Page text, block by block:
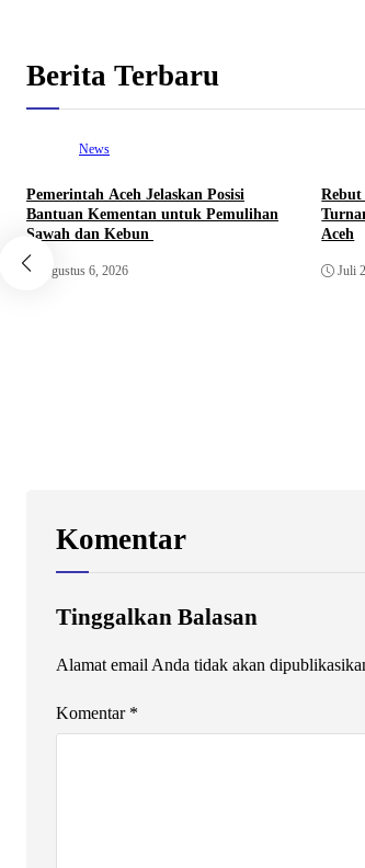
Berita Terbaru
News
Pemerintah Aceh Jelaskan Posisi
Bantuan Kementan untuk Pemulihan
Sawah dan Kebun
Agustus 6, 2026
Aceh
Juli
Komentar
Tinggalkan Balasan
Alamat email Anda tidak akan
Komentar *